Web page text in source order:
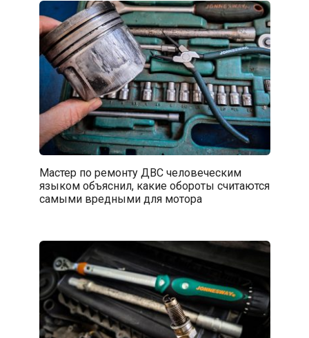
Мастер по ремонту ДВС человеческим
языком объяснил, какие обороты считаются
самыми вредными для мотора